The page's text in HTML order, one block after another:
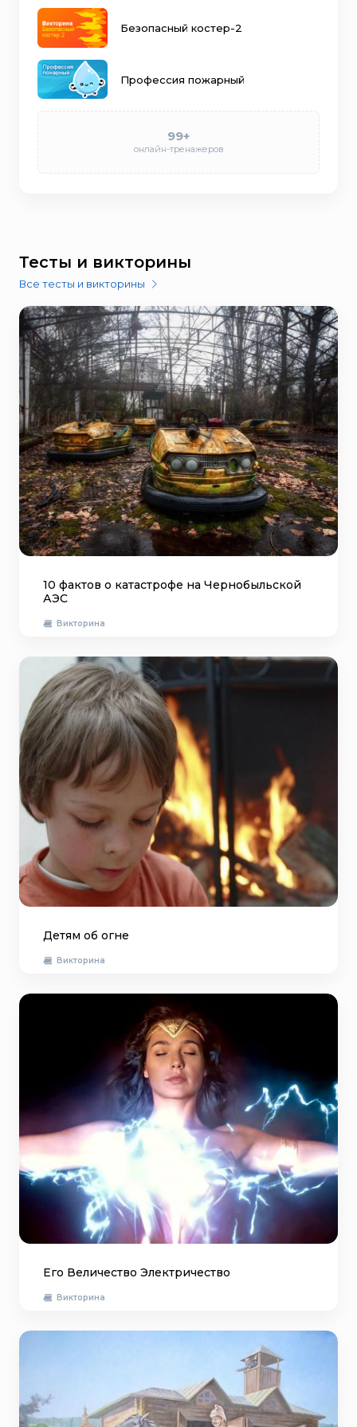
Безопасный костер-2
Профессия пожарный
99+
онлайн-тренажеров
Тесты и викторины
Все тесты и викторины
10 фактов о катастрофе на Чернобыльской
АЭС
Викторина
Детям об огне
Викторина
Его Величество Электричество
Викторина